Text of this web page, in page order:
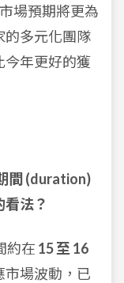
場預期將更為
的多元化團隊
今年更好的獲
間 (duration)
法？
約在 15 至 16
市場波動，已